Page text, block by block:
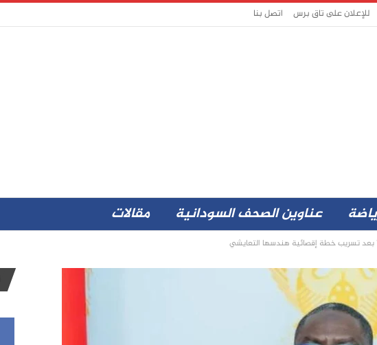
للإعلان على تاق برس اتصل بنا
عناوين الصحف السودانية مقالات
بعد تسريب خطة إقصائية هندسها التعايشي